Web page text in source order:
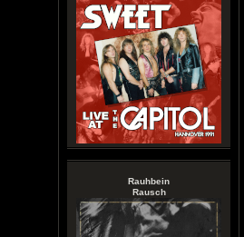
Rauhbein
Rausch